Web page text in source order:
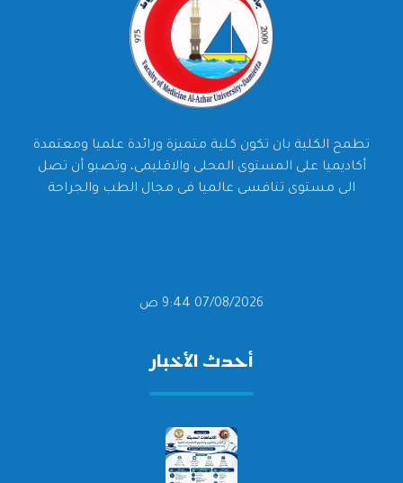
تطمح الكلية بان تكون كلية متميزة ورائدة علميا ومعتمدة
أكاديميا على المستوى المحلى والاقليمى، وتصبو أن تصل
الى مستوى تنافسى عالميا فى مجال الطب والجراحة
07/08/2026 9:44 ص
أحدث الأخبار